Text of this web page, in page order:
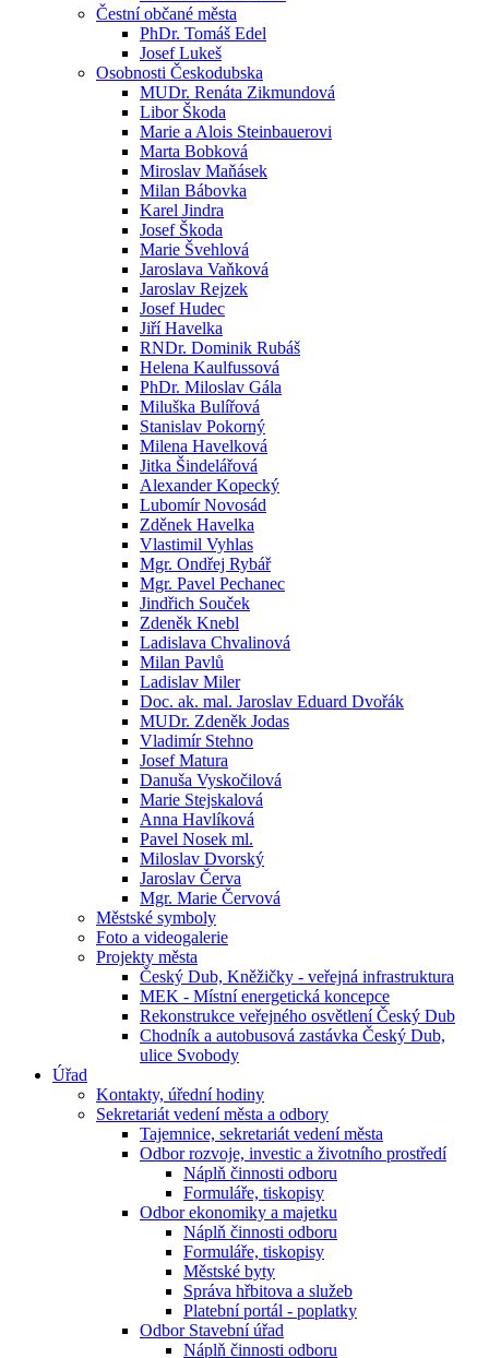
Čestní občané města
PhDr. Tomáš Edel
Josef Lukeš
Osobnosti Českodubska
MUDr. Renáta Zikmundová
Libor Škoda
Marie a Alois Steinbauerovi
Marta Bobková
Miroslav Maňásek
Milan Bábovka
Karel Jindra
Josef Škoda
Marie Švehlová
Jaroslava Vaňková
Jaroslav Rejzek
Josef Hudec
Jiří Havelka
RNDr. Dominik Rubáš
Helena Kaulfussová
PhDr. Miloslav Gála
Miluška Bulířová
Stanislav Pokorný
Milena Havelková
Jitka Šindelářová
Alexander Kopecký
Lubomír Novosád
Zděnek Havelka
Vlastimil Vyhlas
Mgr. Ondřej Rybář
Mgr. Pavel Pechanec
Jindřich Souček
Zdeněk Knebl
Ladislava Chvalinová
Milan Pavlů
Ladislav Miler
Doc. ak. mal. Jaroslav Eduard Dvořák
MUDr. Zdeněk Jodas
Vladimír Stehno
Josef Matura
Danuša Vyskočilová
Marie Stejskalová
Anna Havlíková
Pavel Nosek ml.
Miloslav Dvorský
Jaroslav Červa
Mgr. Marie Červová
Městské symboly
Foto a videogalerie
Projekty města
Český Dub, Kněžičky - veřejná infrastruktura
MEK - Místní energetická koncepce
Rekonstrukce veřejného osvětlení Český Dub
Chodník a autobusová zastávka Český Dub,
ulice Svobody
Úřad
Kontakty, úřední hodiny
Sekretariát vedení města a odbory
Tajemnice, sekretariát vedení města
Odbor rozvoje, investic a životního prostředí
Náplň činnosti odboru
Formuláře, tiskopisy
Odbor ekonomiky a majetku
Náplň činnosti odboru
Formuláře, tiskopisy
Městské byty
Správa hřbitova a služeb
Platební portál - poplatky
Odbor Stavební úřad
Náplň činnosti odboru